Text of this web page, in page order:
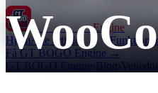
GT BOGOEngine
HjemAlle artikler Funktioner
Få GT BOGO Engine →
GT BOGO Engine ›Blog ›